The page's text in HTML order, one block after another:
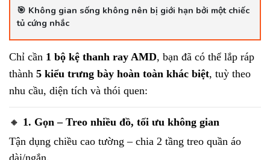
🎯 Không gian sống không nên bị giới hạn bởi một chiếc
tủ cứng nhắc
Chỉ cần 1 bộ kệ thanh ray AMD, bạn đã có thể lắp ráp
thành 5 kiểu trưng bày hoàn toàn khác biệt, tuỳ theo
nhu cầu, diện tích và thói quen:
🔸 1. Gọn – Treo nhiều đồ, tối ưu không gian
Tận dụng chiều cao tường – chia 2 tầng treo quần áo
dài/ngắn.